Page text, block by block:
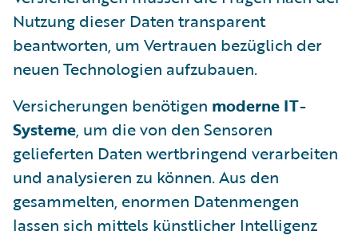
Nutzung dieser Daten transparent
beantworten, um Vertrauen bezüglich der
neuen Technologien aufzubauen.
Versicherungen benötigen moderne IT-
Systeme, um die von den Sensoren
gelieferten Daten wertbringend verarbeiten
und analysieren zu können. Aus den
gesammelten, enormen Datenmengen
lassen sich mittels künstlicher Intelligenz